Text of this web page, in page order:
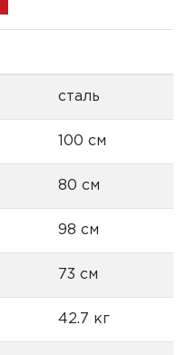
сталь
100 см
80 см
98 см
73 см
42.7 кг